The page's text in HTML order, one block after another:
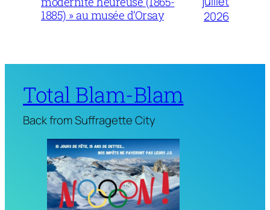
1885) » au musée d’Orsay
2026
Total Blam-Blam
Back from Suffragette City